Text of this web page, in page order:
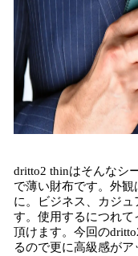
dritto2 thinはそんなシ
で薄い財布です。外
に。ビジネス、カジ
す。使用するにつれ
頂けます。今回の
るので更に高級感がア